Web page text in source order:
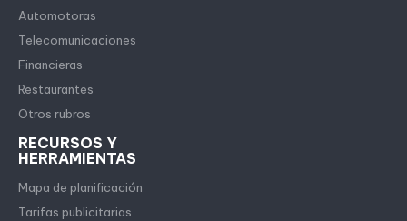
Automotoras
Telecomunicaciones
Financieras
Restaurantes
Otros rubros
RECURSOS Y
HERRAMIENTAS
Mapa de planificación
Tarifas publicitarias